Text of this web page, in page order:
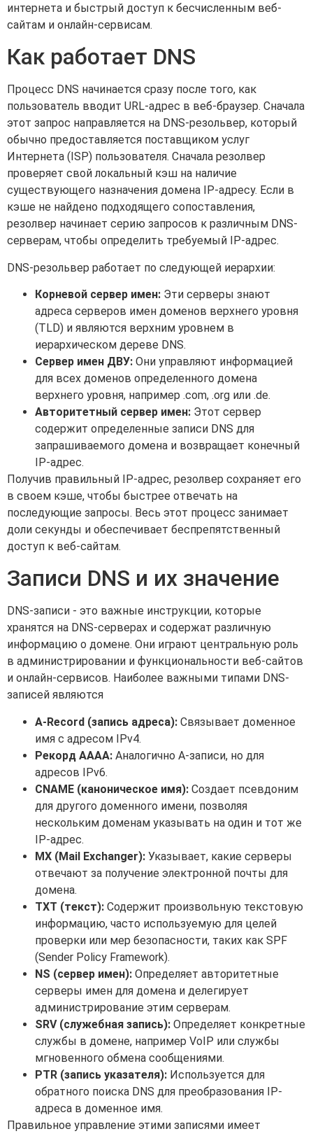
интернета и быстрый доступ к бесчисленным веб-
сайтам и онлайн-сервисам.
Как работает DNS
Процесс DNS начинается сразу после того, как
пользователь вводит URL-адрес в веб-браузер. Сначала
этот запрос направляется на DNS-резольвер, который
обычно предоставляется поставщиком услуг
Интернета (ISP) пользователя. Сначала резолвер
проверяет свой локальный кэш на наличие
существующего назначения домена IP-адресу. Если в
кэше не найдено подходящего сопоставления,
резолвер начинает серию запросов к различным DNS-
серверам, чтобы определить требуемый IP-адрес.
DNS-резольвер работает по следующей иерархии:
Корневой сервер имен: Эти серверы знают
адреса серверов имен доменов верхнего уровня
(TLD) и являются верхним уровнем в
иерархическом дереве DNS.
Сервер имен ДВУ: Они управляют информацией
для всех доменов определенного домена
верхнего уровня, например .com, .org или .de.
Авторитетный сервер имен: Этот сервер
содержит определенные записи DNS для
запрашиваемого домена и возвращает конечный
IP-адрес.
Получив правильный IP-адрес, резолвер сохраняет его
в своем кэше, чтобы быстрее отвечать на
последующие запросы. Весь этот процесс занимает
доли секунды и обеспечивает беспрепятственный
доступ к веб-сайтам.
Записи DNS и их значение
DNS-записи - это важные инструкции, которые
хранятся на DNS-серверах и содержат различную
информацию о домене. Они играют центральную роль
в администрировании и функциональности веб-сайтов
и онлайн-сервисов. Наиболее важными типами DNS-
записей являются
A-Record (запись адреса): Связывает доменное
имя с адресом IPv4.
Рекорд АААА: Аналогично A-записи, но для
адресов IPv6.
CNAME (каноническое имя): Создает псевдоним
для другого доменного имени, позволяя
нескольким доменам указывать на один и тот же
IP-адрес.
MX (Mail Exchanger): Указывает, какие серверы
отвечают за получение электронной почты для
домена.
TXT (текст): Содержит произвольную текстовую
информацию, часто используемую для целей
проверки или мер безопасности, таких как SPF
(Sender Policy Framework).
NS (сервер имен): Определяет авторитетные
серверы имен для домена и делегирует
администрирование этим серверам.
SRV (служебная запись): Определяет конкретные
службы в домене, например VoIP или службы
мгновенного обмена сообщениями.
PTR (запись указателя): Используется для
обратного поиска DNS для преобразования IP-
адреса в доменное имя.
Правильное управление этими записями имеет